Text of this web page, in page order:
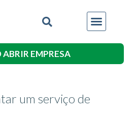
ABRIR EMPRESA
um serviço de